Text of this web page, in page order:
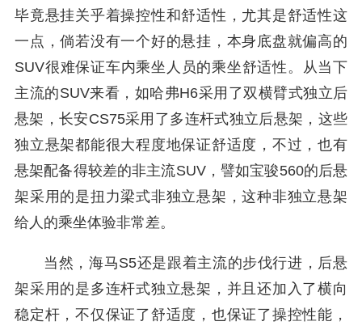
毕竟悬挂关乎着操控性和舒适性，尤其是舒适性这
一点，倘若没有一个好的悬挂，本身底盘就偏高的
SUV很难保证车内乘坐人员的乘坐舒适性。从当下
主流的SUV来看，如哈弗H6采用了双横臂式独立后
悬架，长安CS75采用了多连杆式独立后悬架，这些
独立悬架都能很大程度地保证舒适度，不过，也有
悬架配备得较差的非主流SUV，譬如宝骏560的后悬
架采用的是扭力梁式非独立悬架，这种非独立悬架
给人的乘坐体验非常差。
当然，海马S5还是跟着主流的步伐行进，后悬
架采用的是多连杆式独立悬架，并且还加入了横向
稳定杆，不仅保证了舒适度，也保证了操控性能，